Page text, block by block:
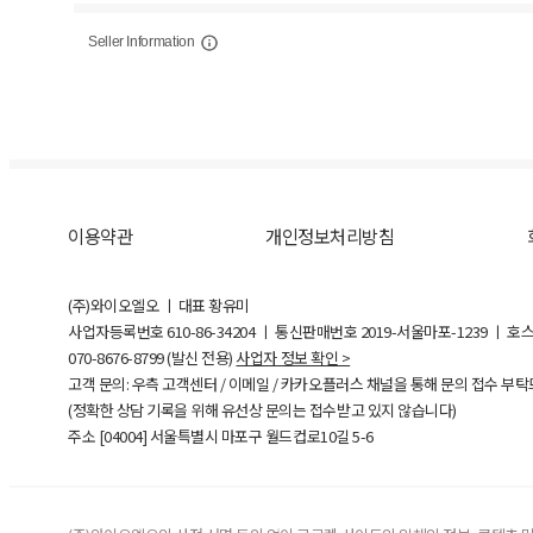
Seller Information
이용약관 개인정보처리방침
(주)와이오엘오 ㅣ 대표 황유미
사업자등록번호610-86-34204ㅣ 통신판매번호 2019-서울마포-1239 ㅣ 호
070-8676-8799 (발신 전용) 사업자 정보 확인 >
고객 문의: 우측 고객센터 / 이메일 / 카카오플러스 채널을 통해 문의 접수 부
(정확한 상담 기록을 위해 유선상 문의는 접수받고 있지 않습니다)
주소 [04004] 서울특별시 마포구 월드컵로10길5-6